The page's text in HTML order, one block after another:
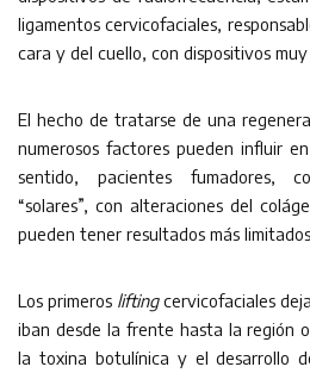
ligamentos cervicofaciales,
cara y del cuello, con dispositivos
El hecho de tratarse de una
numerosos factores pueden influir
sentido, pacientes fumadores,
“solares”, con alteraciones del
pueden tener resultados más
Los primeros liftingcervicofaciales
iban desde la frente hasta la región
la toxina botulínica y el desarrollo